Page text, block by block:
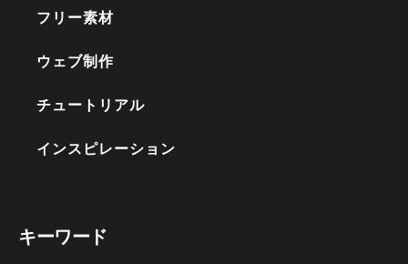
フリー素材
ウェブ制作
チュートリアル
インスピレーション
キーワード